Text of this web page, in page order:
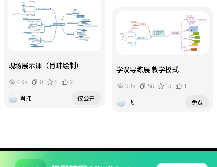
现场展示课（肖玮绘制）
4.9k 0 6
2
肖玮
仅公开
学议导练展 教学模式
3.3k 56 18
1
飞
免费